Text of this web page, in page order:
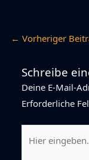
← Vorheriger
Schreibe
Deine E-Mail-
Erforderliche
eingeben…